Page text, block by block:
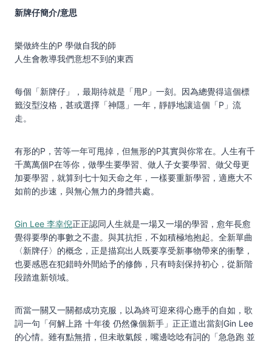
新牌仔簡介/意思
樂做終生的P 學做自我的師
人生會教導我們意想不到的東西
每個「新牌仔」，最期待就是「甩P」一刻。因為總覺得這個標
籤沒型沒格，甚或選擇「神隱」一年，靜靜地讓這個「P」流
走。
有形的P，苦等一年可甩掉，但無形的P其實與你常在。人生有千
千萬萬個P在等你，做學生要學習、做人子女要學習、做父母更
加要學習，就算到七十知天命之年，一樣要重新學習，適應大不
如前的步速，與無心無力的身體共處。
Gin Lee 李幸倪正正認同人生就是一場又一場的學習，愈年長愈
覺得要學的事數之不盡。與其抗拒，不如積極地抱起。全新單曲
〈新牌仔〉的概念，正是描寫出人既要享受新事物帶來的衝擊，
也要感恩在犯錯時外間給予的修飾，只有時刻保持初心，從新階
段踏進新領域。
而當一關又一關都成功克服，以為終可迎來得心應手的自如，歌
詞一句「何解上路 十年後 仍然像個新手」正正道出當刻Gin Lee
的心情。雖有點無措，但未敢氣餒，嘴邊唸唸有詞的「急急跑 並